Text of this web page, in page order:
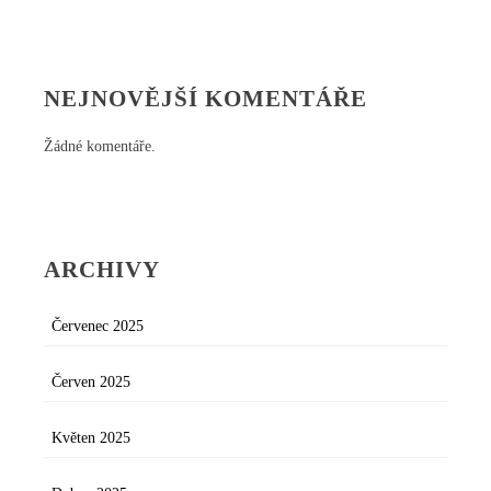
NEJNOVĚJŠÍ KOMENTÁŘE
Žádné komentáře.
ARCHIVY
Červenec 2025
Červen 2025
Květen 2025